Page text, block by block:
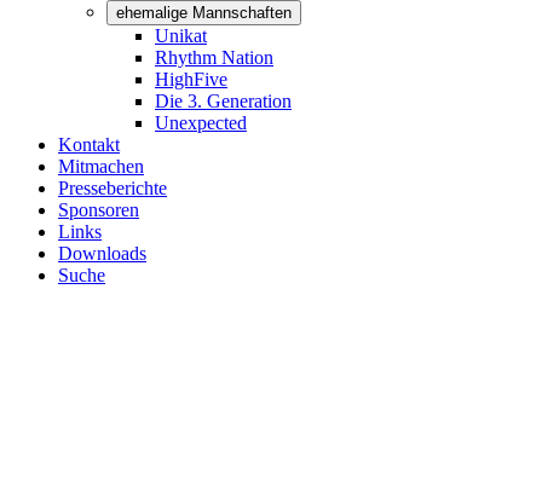
ehemalige Mannschaften
Unikat
Rhythm Nation
HighFive
Die 3. Generation
Unexpected
Kontakt
Mitmachen
Presseberichte
Sponsoren
Links
Downloads
Suche